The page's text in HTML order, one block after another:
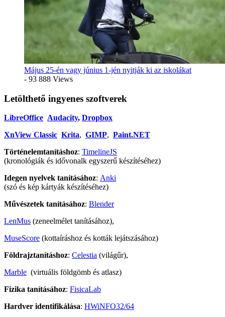
Május 25-én vagy június 1-jén nyitják ki az iskolákat
- 93 888 Views
Letölthető ingyenes szoftverek
LibreOffice Audacity, Dropbox
XnView Classic Krita, GIMP, Paint.NET
Történelemtanításhoz: TimelineJS
(kronológiák és idővonalk egyszerű készítéséhez)
Idegen nyelvek tanításához: Anki
(szó és kép kártyák készítéséhez)
Művészetek tanításához: Blender
LenMus (zeneelmélet tanításához),
MuseScore (kottaíráshoz és kották lejátszásához)
Földrajztanításhoz: Celestia (világűr),
Marble (virtuális földgömb és atlasz)
Fizika tanításához: FisicaLab
Hardver identifikálása: HWiNFO32/64